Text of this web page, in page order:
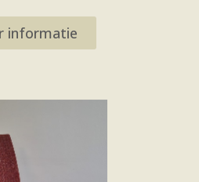
informatie